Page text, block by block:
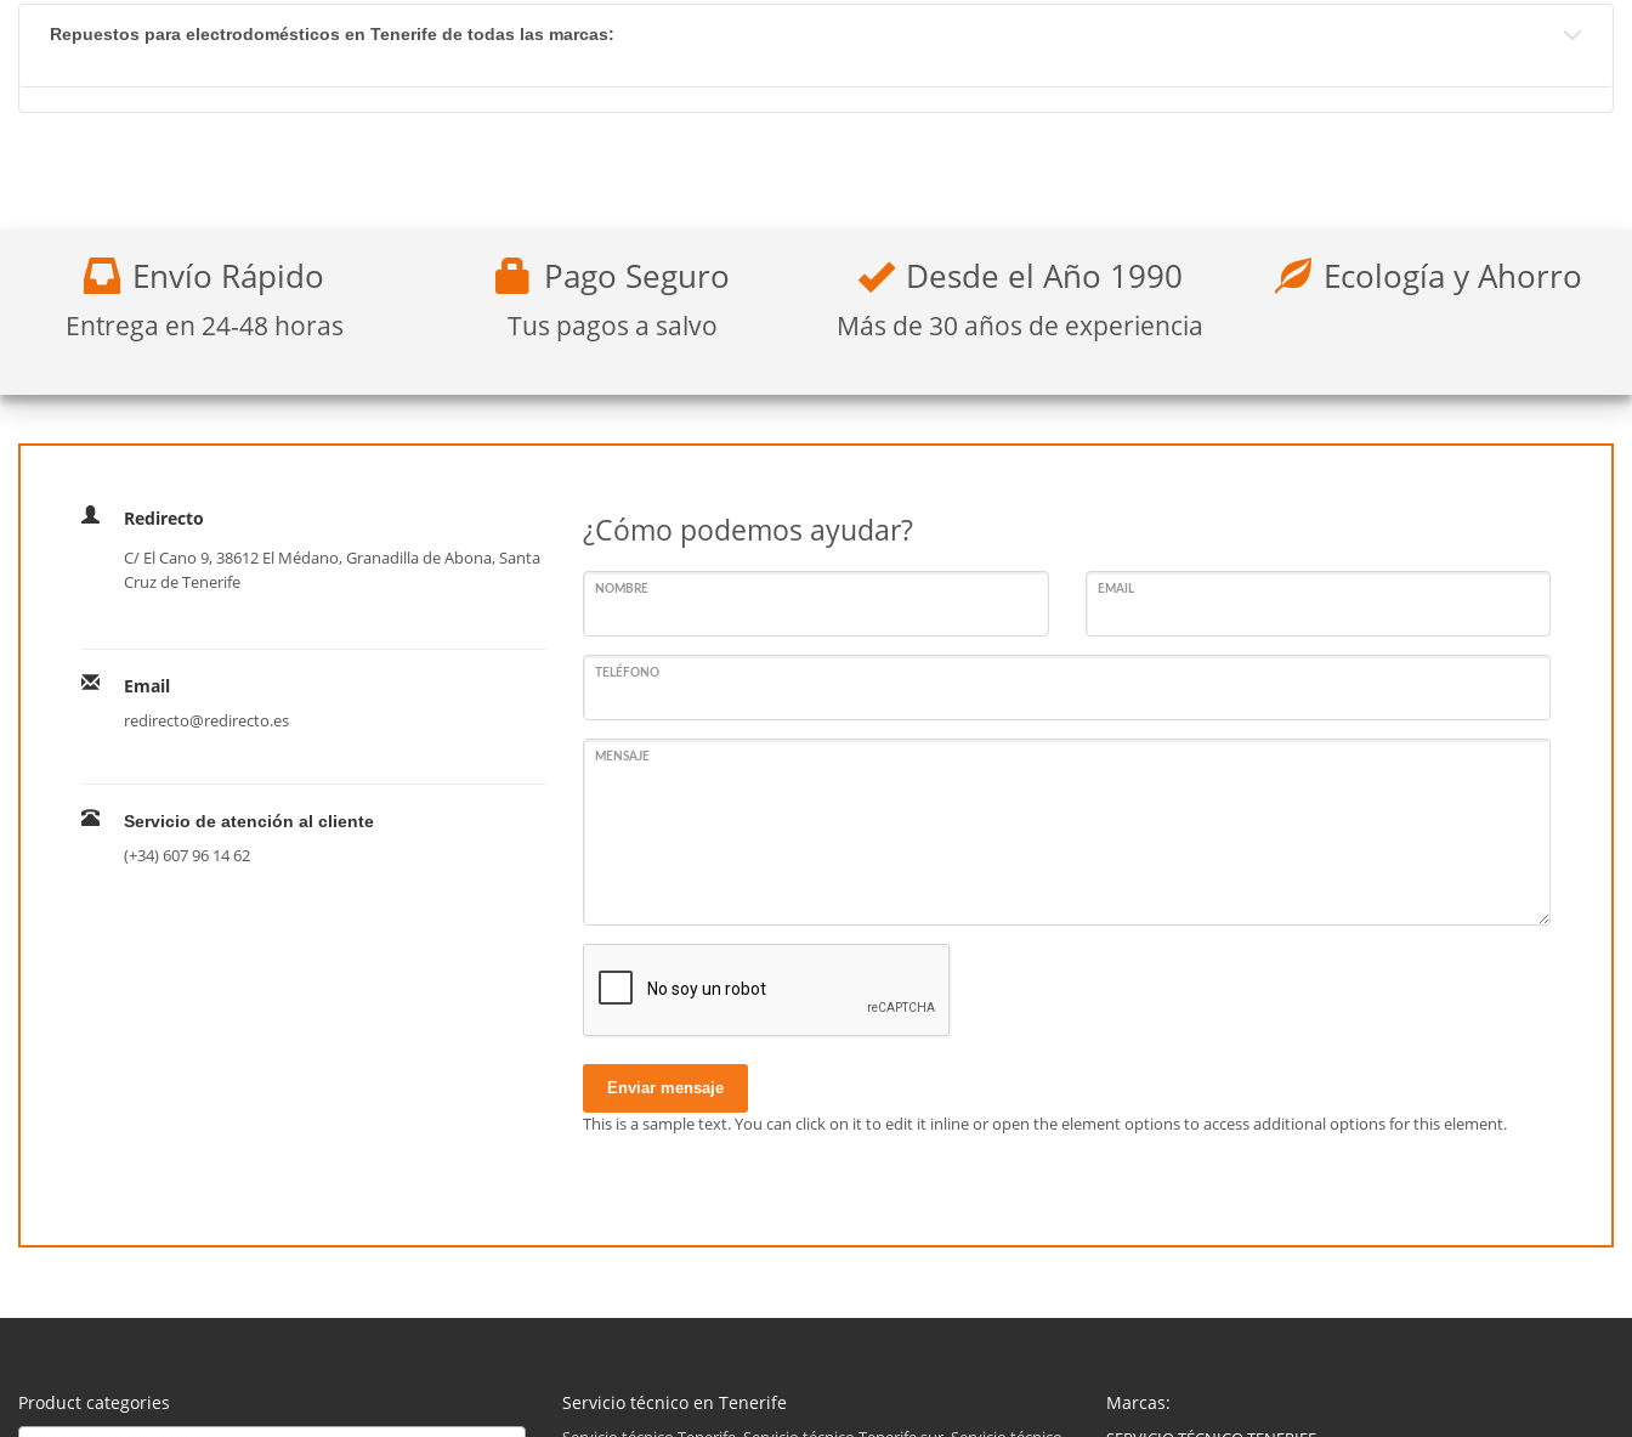
Repuestos para electrodomésticos en Tenerife de todas las marcas:
Envío Rápido
Entrega en 24-48 horas
Pago Seguro
Tus pagos a salvo
Desde el Año 1990
Más de 30 años de experiencia
Ecología y Ahorro
Redirecto
C/ El Cano 9, 38612 El Médano, Granadilla de Abona, Santa
Cruz de Tenerife
Email
redirecto@redirecto.es
Servicio de atención al cliente
(+34) 607 96 14 62
¿Cómo podemos ayudar?
NOMBRE EMAIL
TELÉFONO
MENSAJE
Enviar mensaje
This is a sample text. You can click on it to edit it inline or open the element options to access additional options for this element.
Product categories Servicio técnico en Tenerife Marcas: